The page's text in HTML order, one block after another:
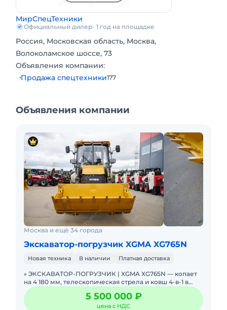
МирСпецТехники
Официальный дилер 1 год на площадке
Россия, Московская область, Москва,
Волоколамское шоссе, 73
Объявления компании:
Продажа спецтехники177
Объявления компании
Москва и ещё 34 города
Экскаватор-погрузчик XGMA XG765N
Новая техника В наличии Платная доставка
» ЭКСКАВАТОР-ПОГРУЗЧИК | XGMA XG765N — копает
на 4 180 мм, телескопическая стрела и ковш 4-в-1 в
базе. В НАЛИЧИИ. Можно в ЛИЗИНГ. Цена С
НДС.Основны
5 500 000 ₽
цена с НДС